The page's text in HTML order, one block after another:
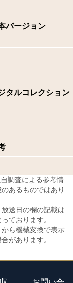
バージョン
タルコレクション
調査による参考情
あるものではあり
送日の欄の記載は
ております。
ら機械変換で表示
があります。